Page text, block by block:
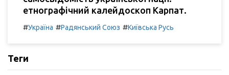
етнографічний калейдоскоп Карпат.
#Україна #Радянський Союз #Київська Русь
Теги